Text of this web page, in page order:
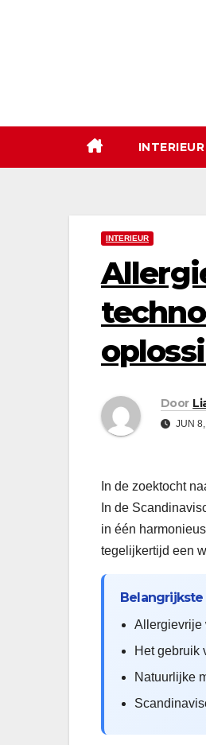
INTERIEUR
INTERIEUR
Door
JUN
In de zoektocht
In de
in één
tegelijkertijd een
Allergievrije
Het gebruik
Natuurlijke